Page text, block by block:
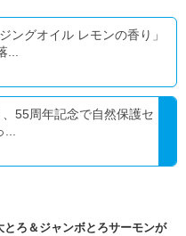
ングオイル レモンの香り」
...
55周年記念で自然保護セ
...
ろ＆ジャンボとろサーモンが